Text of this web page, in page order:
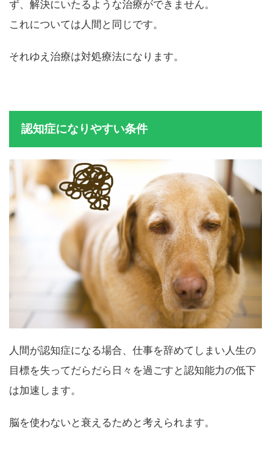
ず、解決にいたるような治療ができません。
これについては人間と同じです。
それゆえ治療は対処療法になります。
認知症になりやすい条件
人間が認知症になる場合、仕事を辞めてしまい人生の
目標を失ってだらだら日々を過ごすと認知能力の低下
は加速します。
脳を使わないと衰えるためと考えられます。